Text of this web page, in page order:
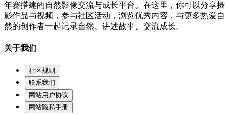
年赛搭建的自然影像交流与成长平台。在这里，你可以分享摄
影作品与视频，参与社区活动，浏览优秀内容，与更多热爱自
然的创作者一起记录自然、讲述故事、交流成长。
关于我们
社区规则
联系我们
网站用户协议
网站隐私手册